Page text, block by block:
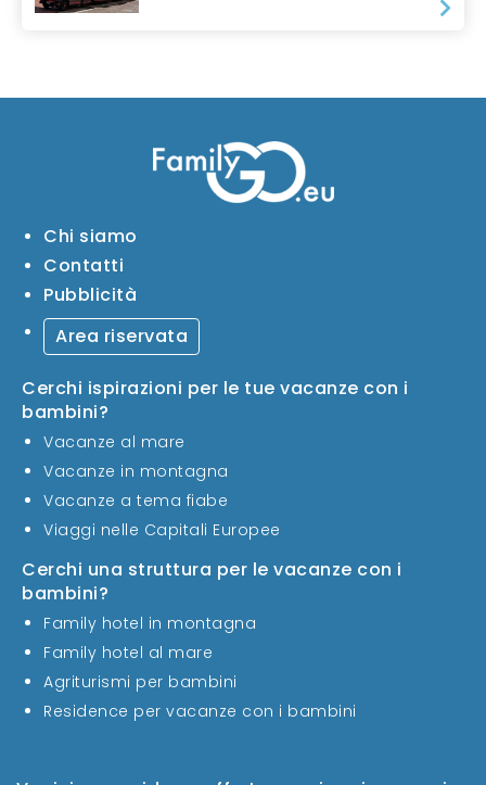
Chi siamo
Contatti
Pubblicità
Area riservata
Cerchi ispirazioni per le tue vacanze con i
bambini?
Vacanze al mare
Vacanze in montagna
Vacanze a tema fiabe
Viaggi nelle Capitali Europee
Cerchi una struttura per le vacanze con i
bambini?
Family hotel in montagna
Family hotel al mare
Agriturismi per bambini
Residence per vacanze con i bambini